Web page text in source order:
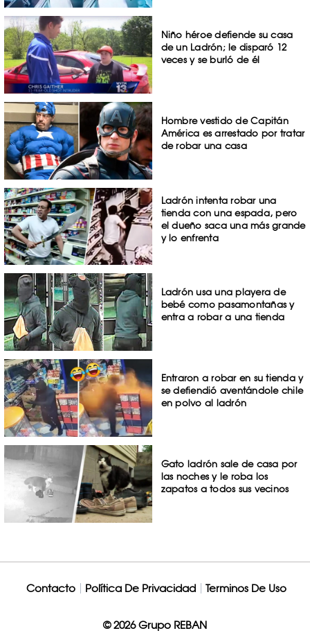
Niño héroe defiende su casa
de un Ladrón; le disparó 12
veces y se burló de él
Hombre vestido de Capitán
América es arrestado por tratar
de robar una casa
Ladrón intenta robar una
tienda con una espada, pero
el dueño saca una más grande
y lo enfrenta
Ladrón usa una playera de
bebé como pasamontañas y
entra a robar a una tienda
Entraron a robar en su tienda y
se defiendió aventándole chile
en polvo al ladrón
Gato ladrón sale de casa por
las noches y le roba los
zapatos a todos sus vecinos
Contacto Política De Privacidad Terminos De Uso
© 2026 Grupo REBAN